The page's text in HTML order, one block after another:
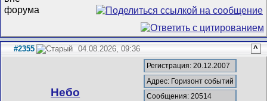
#2355 04.08.2026, 09:36 ^
Небо
Регистрация: 20.12.2007
Адрес: Горизонт событий
Сообщения: 20514